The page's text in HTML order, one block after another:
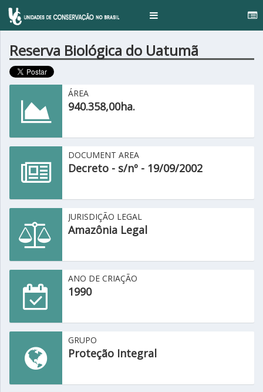
Toggle
Reserva Biológica do Uatumã
ÁREA
940.358,00ha.
DOCUMENT AREA
Decreto - s/nº - 19/09/2002
JURISDIÇÃO LEGAL
Amazônia Legal
ANO DE CRIAÇÃO
1990
GRUPO
Proteção Integral